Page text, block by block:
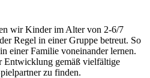
wir Kinder im Alter von 2-6/7
Regel in einerGruppe betreut. So
einerFamilie voneinander lernen.
Entwicklung gemäß vielfältige
zu finden.